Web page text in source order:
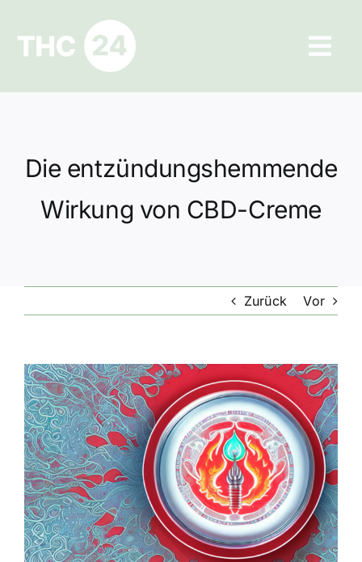
springen
Ratgeber
Datenschutz
Die entzündungshemmende
Wirkung von CBD-Creme
Zurück Vor
Zeige
grösseres
Bild